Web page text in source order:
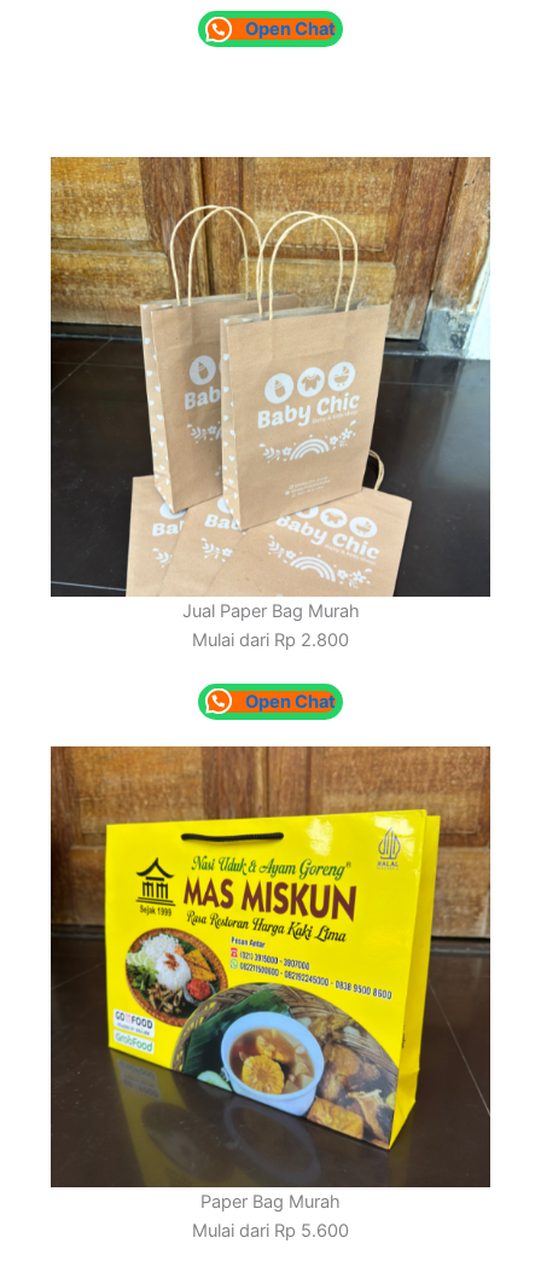
Open Chat
Jual Paper Bag Murah
Mulai dari Rp 2.800
Open Chat
Paper Bag Murah
Mulai dari Rp 5.600